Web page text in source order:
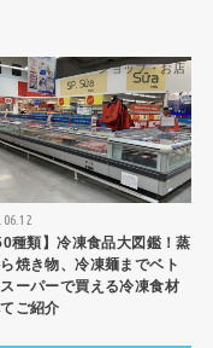
ショップ・お店
種類】冷凍食品大図鑑！蒸
焼き物、冷凍麺までベト
ーパーで買える冷凍食材
ご紹介